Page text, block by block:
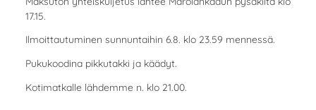
17.15.
Ilmoittautuminen sunnuntaihin 6.8. klo 23.59 mennessä.
Pukukoodina pikkutakki ja käädyt.
Kotimatkalle lähdemme n. klo 21.00.